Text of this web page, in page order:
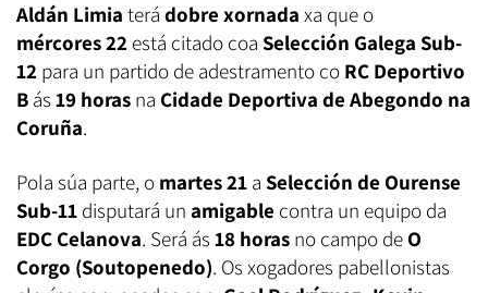
Aldán Limia terá dobre xornada xa que o
mércores 22 está citado coa Selección Galega Sub-
12 para un partido de adestramento co RC Deportivo
B ás 19 horas na Cidade Deportiva de Abegondo na
Coruña.
Pola súa parte, o martes 21 a Selección de Ourense
Sub-11 disputará un amigable contra un equipo da
EDC Celanova. Será ás 18 horas no campo de O
Corgo (Soutopenedo). Os xogadores pabellonistas